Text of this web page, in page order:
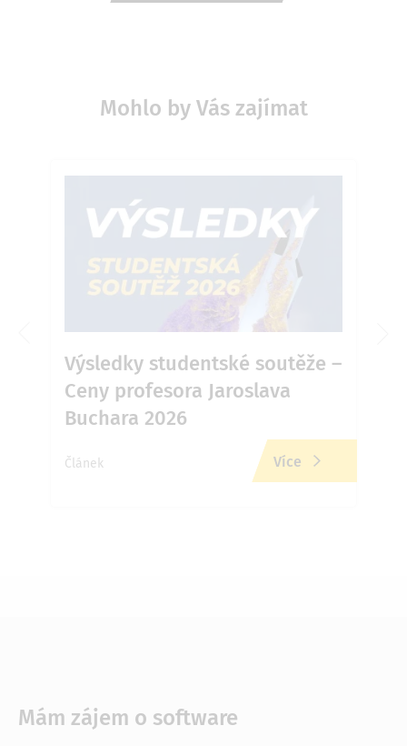
Mohlo by Vás zajímat
Výsledky studentské soutěže –
Ceny profesora Jaroslava
Buchara 2026
Článek Více
Mám zájem o software